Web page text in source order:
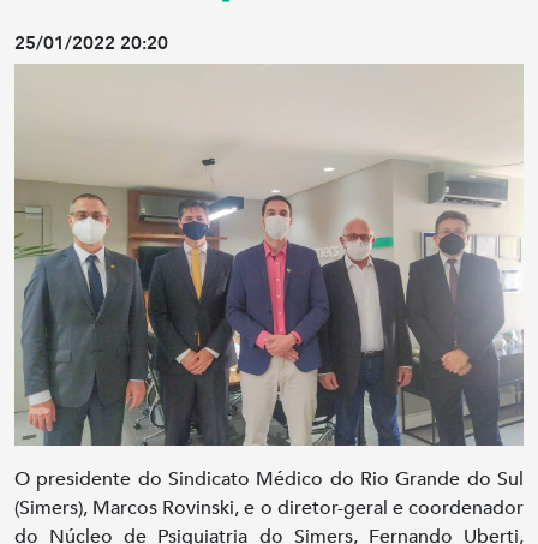
25/01/2022 20:20
O presidente do Sindicato Médico do Rio Grande do Sul
(Simers), Marcos Rovinski, e o diretor-geral e coordenador
do Núcleo de Psiquiatria do Simers, Fernando Uberti,